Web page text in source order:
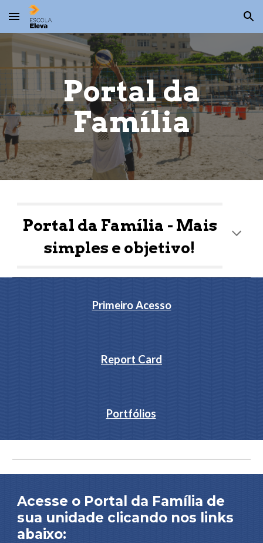
Skip to main content Skip to navigation
Portal da
Família
Portal da Família - Mais
simples e objetivo!
Primeiro Acesso
Report Card
Portfólios
Acesse o Portal da Família de
sua unidade clicando nos links
abaixo: